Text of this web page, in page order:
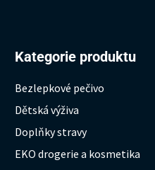
Kategorie produktu
Bezlepkové pečivo
Dětská výživa
Doplňky stravy
EKO drogerie a kosmetika